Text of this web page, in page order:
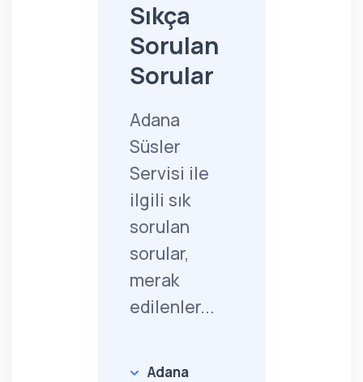
Sıkça
Sorulan
Sorular
Adana
Süsler
Servisi ile
ilgili sık
sorulan
sorular,
merak
edilenler...
Adana